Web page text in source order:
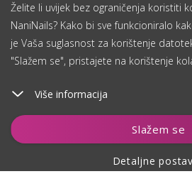
Želite li uvijek bez ograničenja koristiti
NaniNails? Kako bi sve funkcioniralo
je Vaša suglasnost za korištenje
"Slažem se", pristajete na korištenje
Više informacija
Slažem se
Detaljne
Čuvaj